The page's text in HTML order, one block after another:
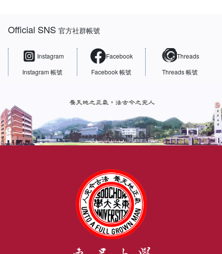
Official SNS官方社群帳號
Instagram
Instagram 帳號
Facebook
Facebook 帳號
Threads
Threads 帳號